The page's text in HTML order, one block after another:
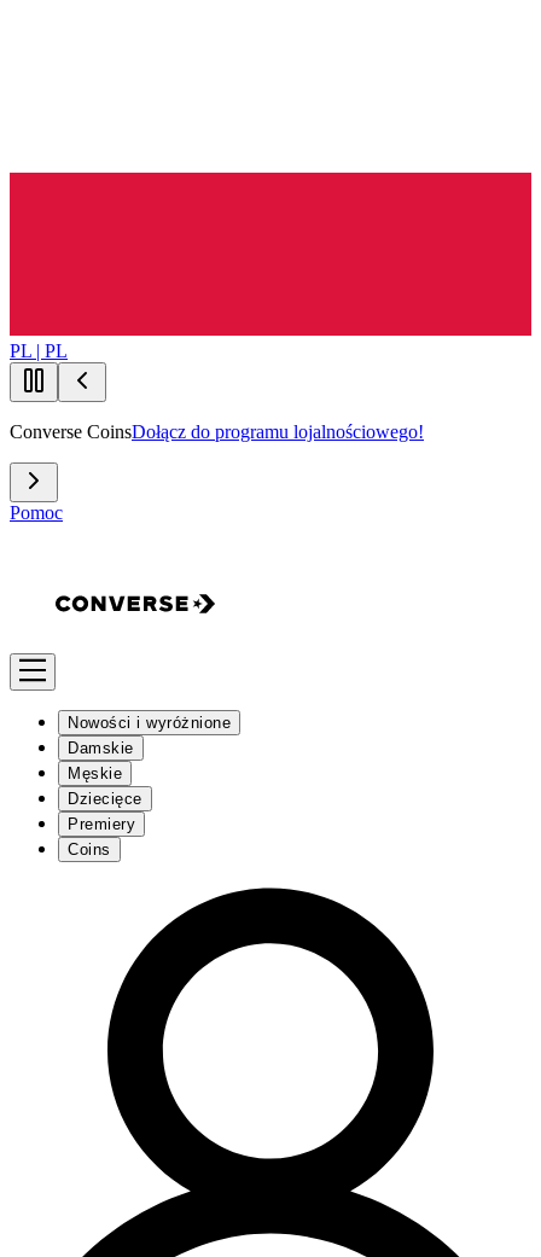
PL | PL
Converse CoinsDołącz do programu lojalnościowego!
Pomoc
Nowości i wyróżnione
Damskie
Męskie
Dziecięce
Premiery
Coins